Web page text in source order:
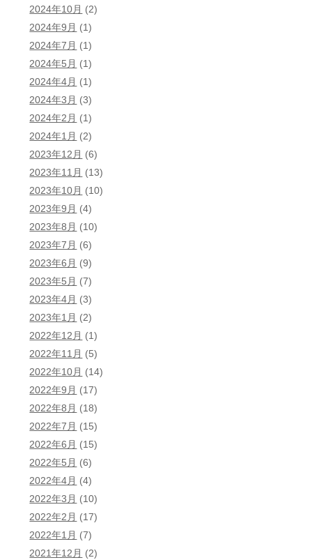
2024年10月 (2)
2024年9月 (1)
2024年7月 (1)
2024年5月 (1)
2024年4月 (1)
2024年3月 (3)
2024年2月 (1)
2024年1月 (2)
2023年12月 (6)
2023年11月 (13)
2023年10月 (10)
2023年9月 (4)
2023年8月 (10)
2023年7月 (6)
2023年6月 (9)
2023年5月 (7)
2023年4月 (3)
2023年1月 (2)
2022年12月 (1)
2022年11月 (5)
2022年10月 (14)
2022年9月 (17)
2022年8月 (18)
2022年7月 (15)
2022年6月 (15)
2022年5月 (6)
2022年4月 (4)
2022年3月 (10)
2022年2月 (17)
2022年1月 (7)
2021年12月 (2)